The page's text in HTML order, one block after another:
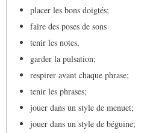
placer les bons doigtés;
faire des poses de sons
tenir les notes,
garder la pulsation;
respirer avant chaque phrase;
tenir les phrases;
jouer dans un style de menuet;
jouer dans un style de béguine;